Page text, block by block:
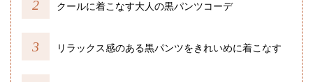
クールに着こなす大人の黒パンツコーデ
リラックス感のある黒パンツをきれいめに着こなす